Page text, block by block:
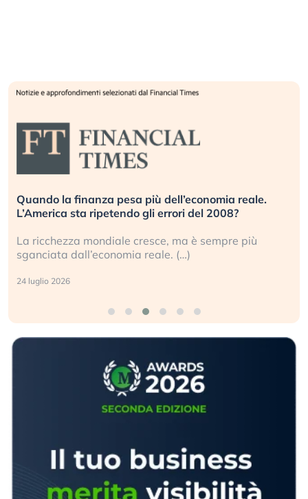
Quando la finanza pesa più dell’economia reale.
L’America sta ripetendo gli errori del 2008?
La ricchezza mondiale cresce, ma è sempre più
sganciata dall’economia reale. (…)
24 luglio 2026